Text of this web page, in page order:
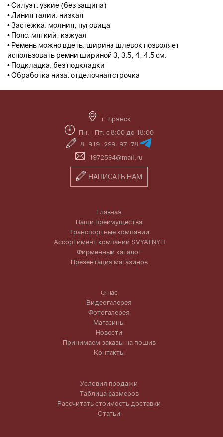
• Силуэт: узкие (без защипа)
• Линия талии: низкая
• Застежка: молния, пуговица
• Пояс: мягкий, кэжуал
• Ремень можно вдеть: ширина шлевок позволяет
использовать ремни шириной 3, 3.5, 4, 4.5 см.
• Подкладка: без подкладки
• Обработка низа: отделочная строчка
г. Брянск
Пн.- Пт. с 8:00 до 18:00
8-919-299-97-78
1972594@mail.ru
НАПИСАТЬ НАМ
Главная
Наши преимущества
Транспортные компании
Ассортимент компании SVYATNYH
Фирменный каталог
Презентация магазинов
О нас
Видеогалерея
Фотогалерея
Магазины
Новости
Принимаем заказы на пошив
Контакты
Условия продажи
Таблица размеров
Рассчитать стоимость доставки
Статьи